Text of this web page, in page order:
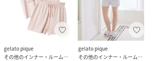
gelato pique
その他のインナー・ルームウェア
gelato pique
その他のインナー・ルームウェア